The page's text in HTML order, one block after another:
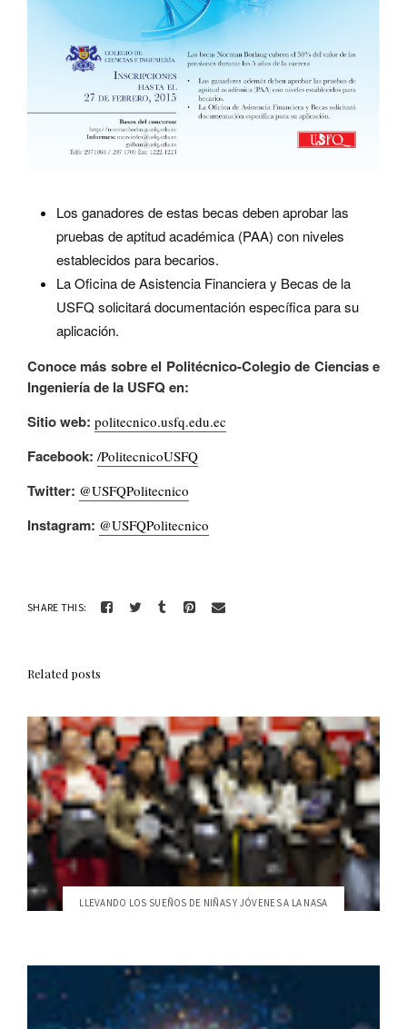
Los ganadores de estas becas deben aprobar las
pruebas de aptitud académica (PAA) con niveles
establecidos para becarios.
La Oficina de Asistencia Financiera y Becas de la
USFQ solicitará documentación específica para su
aplicación.
Conoce más sobre el Politécnico-Colegio de Ciencias e
Ingeniería de la USFQ en:
Sitio web: politecnico.usfq.edu.ec
Facebook: /PolitecnicoUSFQ
Twitter: @USFQPolitecnico
Instagram: @USFQPolitecnico
SHARE THIS:
Related posts
LLEVANDO LOS SUEÑOS DE NIÑAS Y JÓVENES A LA NASA